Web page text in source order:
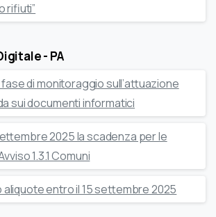
rifiuti”
- PA
fase di monitoraggio sull’attuazione
sui documenti informatici
2025 la scadenza per le
1.3.1 Comuni
entro il 15 settembre 2025